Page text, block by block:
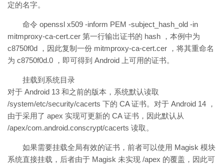
定的名字。
命令 openssl x509 -inform PEM -subject_hash_old -in
mitmproxy-ca-cert.cer 第一行输出证书的 hash ，本例中为
c8750f0d ，因此复制一份 mitmproxy-ca-cert.cer ，将其重命名
为 c8750f0d.0 ，即可得到 Android 上可用的证书。
挂载到系统目录
对于 Android 13 和之前的版本，系统默认读取
/system/etc/security/cacerts 下的 CA 证书。对于 Android 14 ，
由于采用了 apex 实现可更新的 CA 证书，因此默认从
/apex/com.android.conscrypt/cacerts 读取。
如果需要挂载全局有效的证书，前者可以使用 Magisk 模块
系统直接挂载，后者由于 Magisk 未实现 /apex 的覆盖，因此可